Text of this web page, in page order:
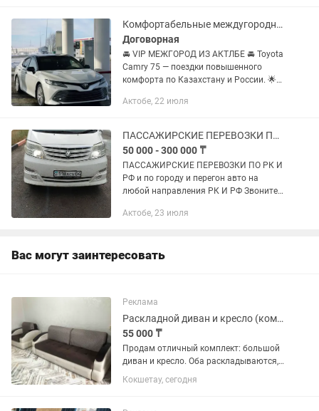
адекватная езда...
Комфортабельные междугородние перевозки!
Договорная
🚘 VIP МЕЖГОРОД ИЗ АКТЛБЕ 🚘 Toyota
Camry 75 — поездки повышенного
комфорта по Казахстану и России. 🌟
спокойную дорогу, то это именно тот
Актобе, 22 июля
ПАССАЖИРСКИЕ ПЕРЕВОЗКИ ПО РК И РФ и по городу
50 000 - 300 000 ₸
ПАССАЖИРСКИЕ ПЕРЕВОЗКИ ПО РК И
РФ и по городу и перегон авто на
любой направления РК И РФ Звоните
время машина Тойота алфард 7шт
Актобе, 23 июля
Вас могут заинтересовать
Реклама
Раскладной диван и кресло (комплект с ящиками)
55 000 ₸
Продам отличный комплект: большой
диван и кресло. Оба раскладываются,
внутри много места для вещей.
Подойдет для дома, съемной квартиры
Кокшетау, сегодня